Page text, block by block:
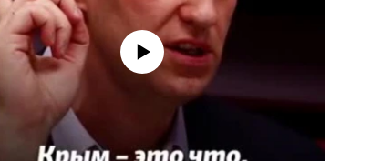
No media source currently available